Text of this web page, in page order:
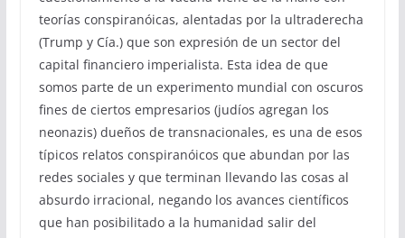
teorías conspiranóicas, alentadas por la ultraderecha
(Trump y Cía.) que son expresión de un sector del
capital financiero imperialista. Esta idea de que
somos parte de un experimento mundial con oscuros
fines de ciertos empresarios (judíos agregan los
neonazis) dueños de transnacionales, es una de esos
típicos relatos conspiranóicos que abundan por las
redes sociales y que terminan llevando las cosas al
absurdo irracional, negando los avances científicos
que han posibilitado a la humanidad salir del